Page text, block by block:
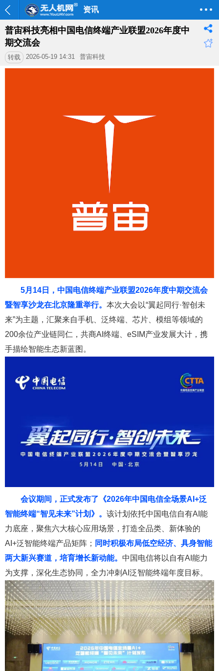
资讯
普宙科技亮相中国电信终端产业联盟2026年度中
期交流会
转载 2026-05-19 14:31 普宙科技
5月14日，中国电信终端产业联盟2026年度中期交流会
暨智享沙龙在北京隆重举行。 本次大会以“翼起同行·智创未
来”为主题，汇聚来自手机、泛终端、芯片、模组等领域的
200余位产业链同仁，共商AI终端、eSIM产业发展大计，携
手描绘智能生态新蓝图。
会议期间，正式发布了《2026年中国电信全场景AI+泛
智能终端“智见未来”计划》。 该计划依托中国电信自有AI能
力底座，聚焦六大核心应用场景，打造全品类、新体验的
AI+泛智能终端产品矩阵； 同时积极布局低空经济、具身智能
两大新兴赛道，培育增长新动能。 中国电信将以自有AI能力
为支撑，深化生态协同，全力冲刺AI泛智能终端年度目标。